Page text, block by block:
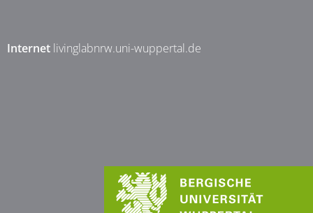
Internet livinglabnrw.uni-wuppertal.de